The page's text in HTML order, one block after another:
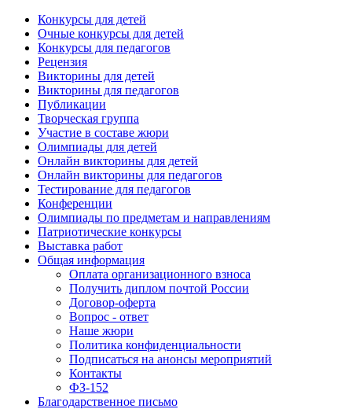
Конкурсы для детей
Очные конкурсы для детей
Конкурсы для педагогов
Рецензия
Викторины для детей
Викторины для педагогов
Публикации
Творческая группа
Участие в составе жюри
Олимпиады для детей
Онлайн викторины для детей
Онлайн викторины для педагогов
Тестирование для педагогов
Конференции
Олимпиады по предметам и направлениям
Патриотические конкурсы
Выставка работ
Общая информация
Оплата организационного взноса
Получить диплом почтой России
Договор-оферта
Вопрос - ответ
Наше жюри
Политика конфиденциальности
Подписаться на анонсы мероприятий
Контакты
ФЗ-152
Благодарственное письмо